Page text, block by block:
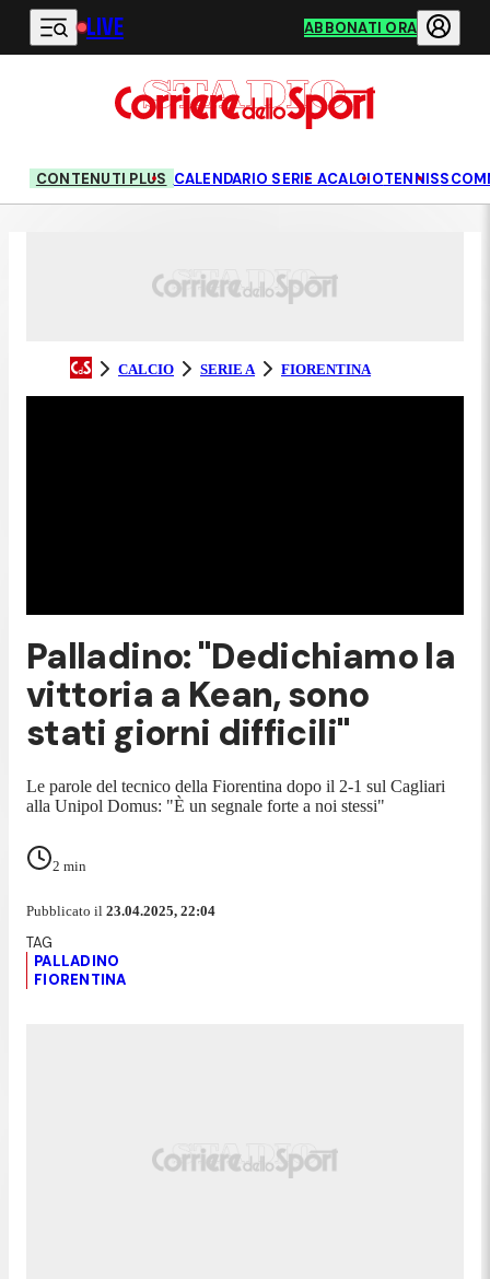
Vai al contenuto principale
LIVE ABBONATI ORA
CONTENUTI PLUS CALENDARIO SERIE ACALCIOTENNIS
CALCIO SERIE A FIORENTINA
Palladino: "Dedichiamo la
vittoria a Kean, sono
stati giorni difficili"
Le parole del tecnico della Fiorentina dopo il 2-1 sul Cagliari
alla Unipol Domus: "È un segnale forte a noi stessi"
2 min
Pubblicato il 23.04.2025, 22:04
PALLADINO
FIORENTINA